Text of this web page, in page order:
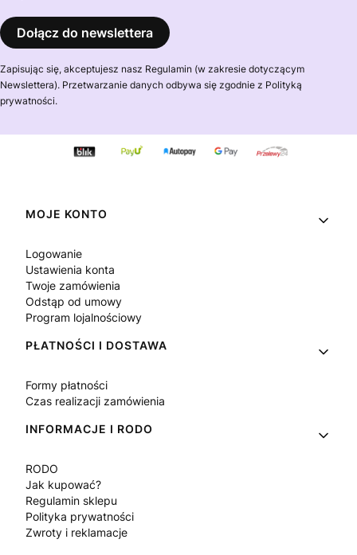
Dołącz do newslettera
Zapisując się, akceptujesz nasz Regulamin (w zakresie dotyczącym
Newslettera). Przetwarzanie danych odbywa się zgodnie z Polityką
prywatności.
Linki w stopce
MOJE KONTO
Logowanie
Ustawienia konta
Twoje zamówienia
Odstąp od umowy
Program lojalnościowy
PŁATNOŚCI I DOSTAWA
Formy płatności
Czas realizacji zamówienia
INFORMACJE I RODO
RODO
Jak kupować?
Regulamin sklepu
Polityka prywatności
Zwroty i reklamacje